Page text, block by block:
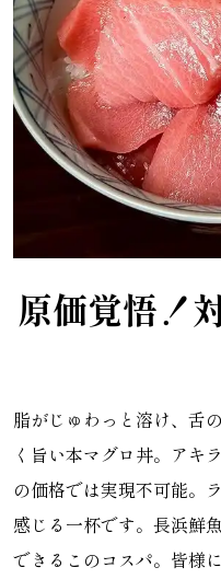
原価覚悟！
脂がじゅわっと溶け、舌
く旨い本マグロ丼。アキ
の価格では実現不可能。
感じる一杯です。長浜鮮
できるこのコスパ。皆様